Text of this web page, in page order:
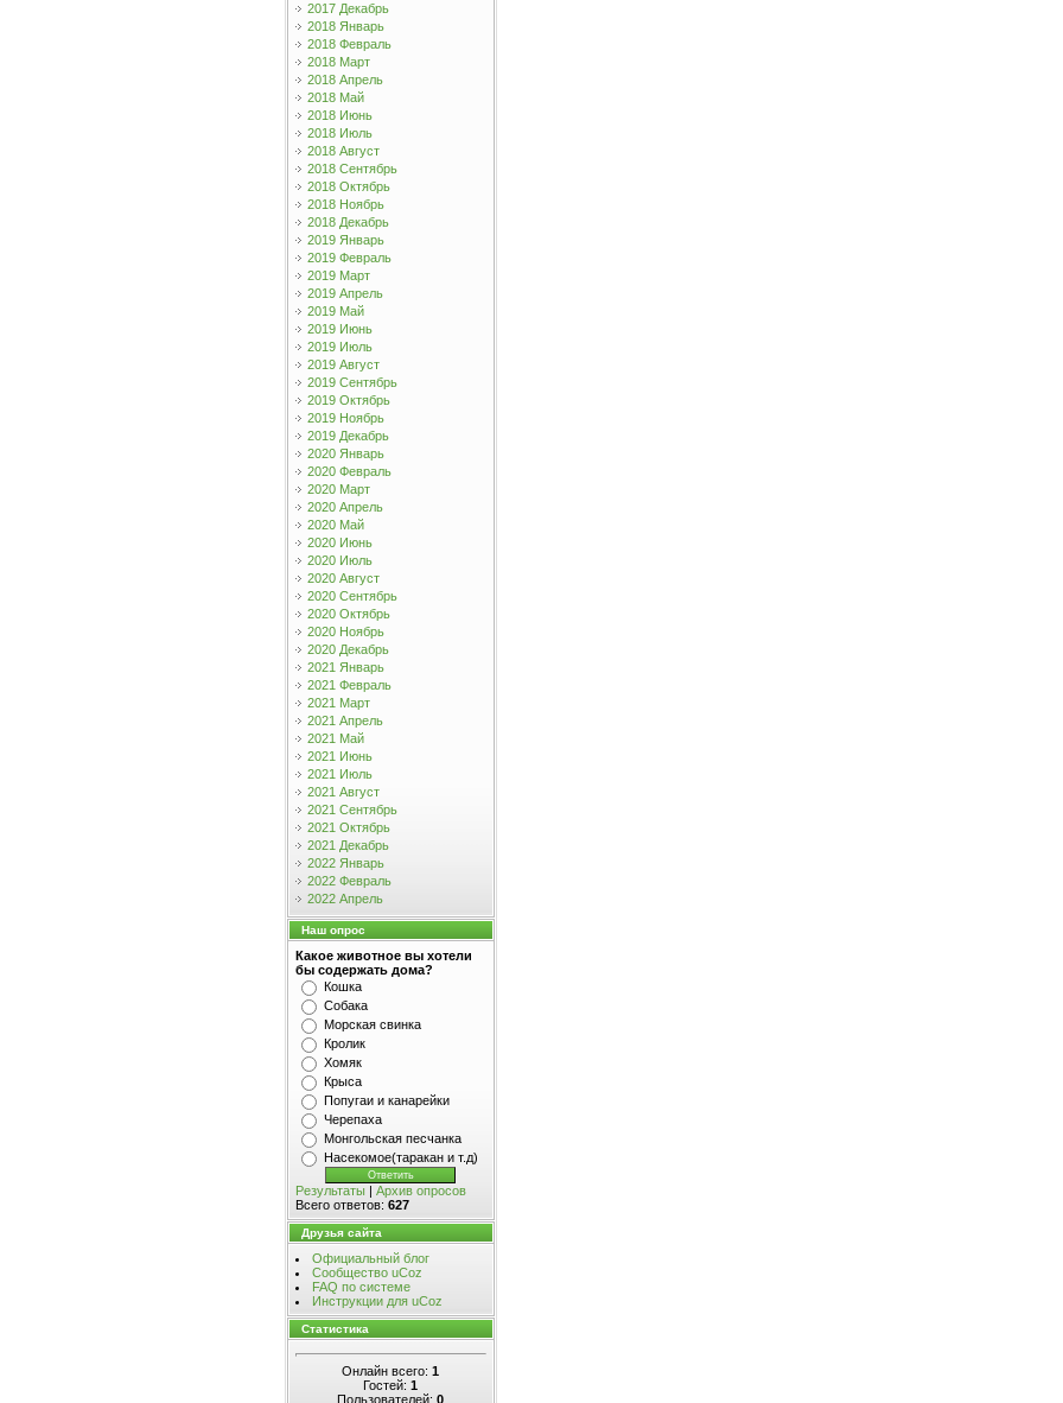
2017 Декабрь
2018 Январь
2018 Февраль
2018 Март
2018 Апрель
2018 Май
2018 Июнь
2018 Июль
2018 Август
2018 Сентябрь
2018 Октябрь
2018 Ноябрь
2018 Декабрь
2019 Январь
2019 Февраль
2019 Март
2019 Апрель
2019 Май
2019 Июнь
2019 Июль
2019 Август
2019 Сентябрь
2019 Октябрь
2019 Ноябрь
2019 Декабрь
2020 Январь
2020 Февраль
2020 Март
2020 Апрель
2020 Май
2020 Июнь
2020 Июль
2020 Август
2020 Сентябрь
2020 Октябрь
2020 Ноябрь
2020 Декабрь
2021 Январь
2021 Февраль
2021 Март
2021 Апрель
2021 Май
2021 Июнь
2021 Июль
2021 Август
2021 Сентябрь
2021 Октябрь
2021 Декабрь
2022 Январь
2022 Февраль
2022 Апрель
Наш опрос
Какое животное вы хотели
бы содержать дома?
Кошка
Собака
Морская свинка
Кролик
Хомяк
Крыса
Попугаи и канарейки
Черепаха
Монгольская песчанка
Насекомое(таракан и т.д)
Результаты| Архив опросов
Всего ответов: 627
Друзья сайта
Официальный блог
Сообщество uCoz
FAQ по системе
Инструкции для uCoz
Статистика
Онлайн всего: 1
Гостей: 1
Пользователей: 0